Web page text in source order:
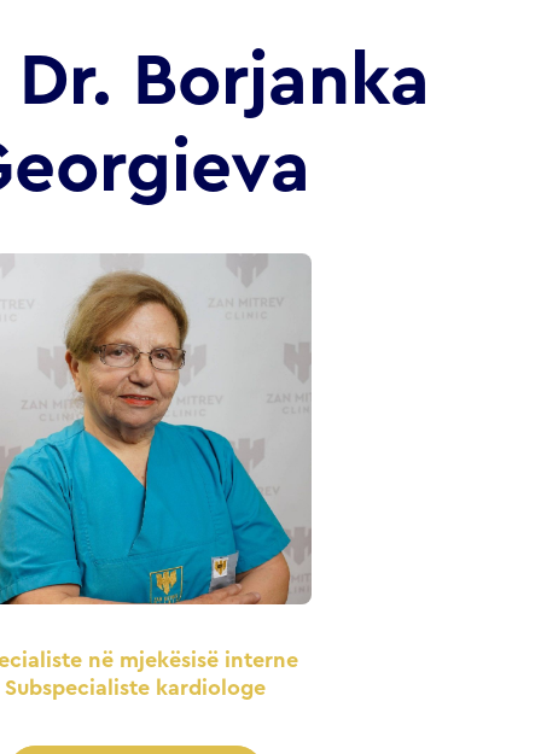
Borjanka
në mjekësisë interne
Subspecialiste kardiologe